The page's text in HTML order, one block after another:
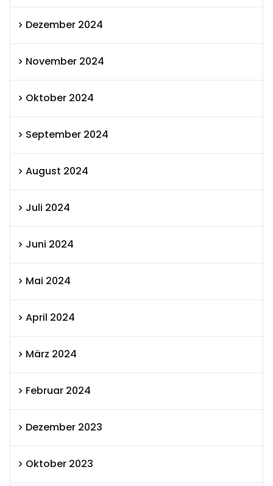
Dezember 2024
November 2024
Oktober 2024
September 2024
August 2024
Juli 2024
Juni 2024
Mai 2024
April 2024
März 2024
Februar 2024
Dezember 2023
Oktober 2023